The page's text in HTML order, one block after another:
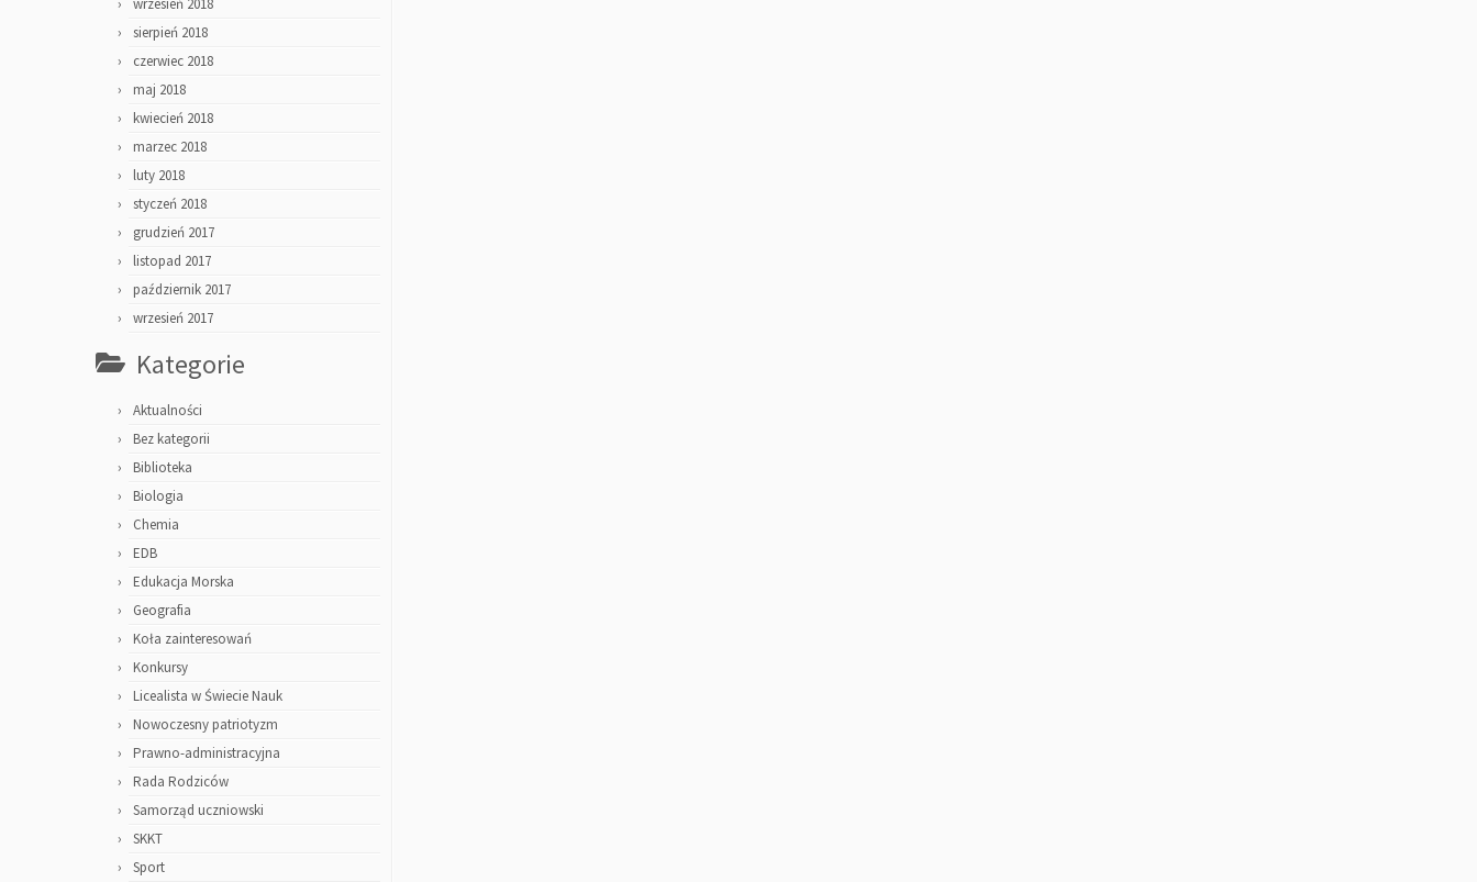
wrzesień 2018
sierpień 2018
czerwiec 2018
maj 2018
kwiecień 2018
marzec 2018
luty 2018
styczeń 2018
grudzień 2017
listopad 2017
październik 2017
wrzesień 2017
Kategorie
Aktualności
Bez kategorii
Biblioteka
Biologia
Chemia
EDB
Edukacja Morska
Geografia
Koła zainteresowań
Konkursy
Licealista w Świecie Nauk
Nowoczesny patriotyzm
Prawno-administracyjna
Rada Rodziców
Samorząd uczniowski
SKKT
Sport